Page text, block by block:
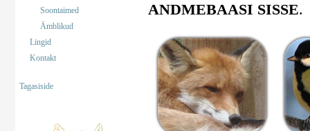
Soontaimed
Ämblikud
Lingid
Kontakt
Tagasiside
ANDMEBAASI SISSE.